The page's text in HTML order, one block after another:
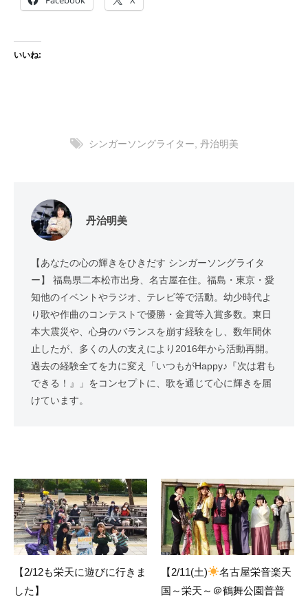
いいね:
シンガーソングライター 丹治明美
丹治明美
【あなたの心の輝きをひきだす シンガーソングライタ
ー】 福島県二本松市出身、名古屋在住。福島・東京・愛
知他のイベントやラジオ、テレビ等で活動。幼少時代よ
り歌や作曲のコンテストで優勝・金賞等入賞多数。東日
本大震災や、心身のバランスを崩す経験をし、数年間休
止したが、多くの人の支えにより2016年から活動再開。
過去の経験全てを力に変え「いつもがHappy♪『次は君も
できる！』」をコンセプトに、歌を通じて心に輝きを届
けています。
【2/12も栄天に遊びに行きま
した】
【2/11(土)
名古屋栄音楽天
国～栄天～＠鶴舞公園普普